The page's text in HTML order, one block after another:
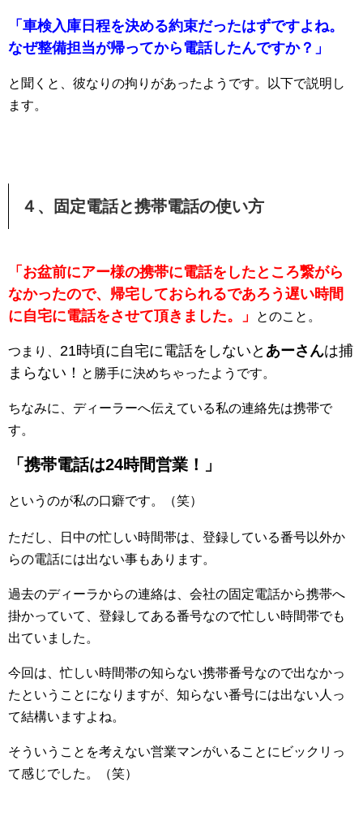
「車検入庫日程を決める約束だったはずですよね。
なぜ整備担当が帰ってから電話したんですか？」
と聞くと、彼なりの拘りがあったようです。以下で説明し
ます。
４、固定電話と携帯電話の使い方
「お盆前にアー様の携帯に電話をしたところ繋がら
なかったので、帰宅しておられるであろう遅い時間
に自宅に電話をさせて頂きました。」
とのこと。
つまり、 21時頃に自宅に電話をしないと あーさんは捕
まらない！ と勝手に決めちゃったようです。
ちなみに、ディーラーへ伝えている私の連絡先は携帯で
す。
「携帯電話は24時間営業！」
というのが私の口癖です。（笑）
ただし、日中の忙しい時間帯は、登録している番号以外か
らの電話には出ない事もあります。
過去のディーラからの連絡は、会社の固定電話から携帯へ
掛かっていて、登録してある番号なので忙しい時間帯でも
出ていました。
今回は、忙しい時間帯の知らない携帯番号なので出なかっ
たということになりますが、知らない番号には出ない人っ
て結構いますよね。
そういうことを考えない営業マンがいることにビックリっ
て感じでした。（笑）